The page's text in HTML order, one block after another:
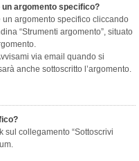
argomento specifico?
argomento specifico cliccando
“Strumenti argomento”, situato
via email quando si
anche sottoscritto l’argomento.
sul collegamento “Sottoscrivi